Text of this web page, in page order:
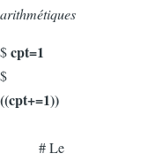
arithmétiques
$cpt=1
$
((cpt+=1))
# Le